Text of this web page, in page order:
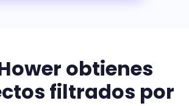
obtienes
filtrados por